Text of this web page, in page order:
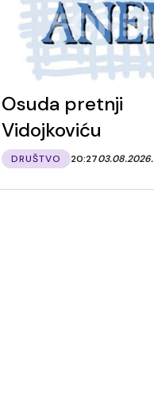
Osuda pretnji
Vidojkoviću
DRUŠTVO 20:2703.08.2026.